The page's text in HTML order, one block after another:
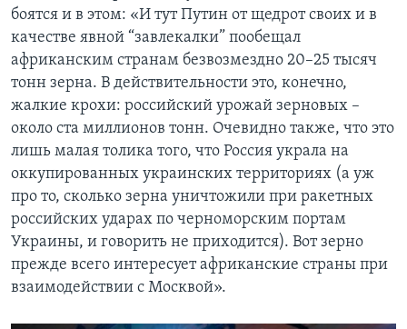
боятся и в этом: «И тут Путин от щедрот своих и в
качестве явной “завлекалки” пообещал
африканским странам безвозмездно 20–25 тысяч
тонн зерна. В действительности это, конечно,
жалкие крохи: российский урожай зерновых –
около ста миллионов тонн. Очевидно также, что это
лишь малая толика того, что Россия украла на
оккупированных украинских территориях (а уж
про то, сколько зерна уничтожили при ракетных
российских ударах по черноморским портам
Украины, и говорить не приходится). Вот зерно
прежде всего интересует африканские страны при
взаимодействии с Москвой».